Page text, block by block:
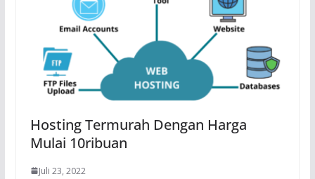
Hosting Termurah Dengan Harga
Mulai 10ribuan
Juli 23, 2022